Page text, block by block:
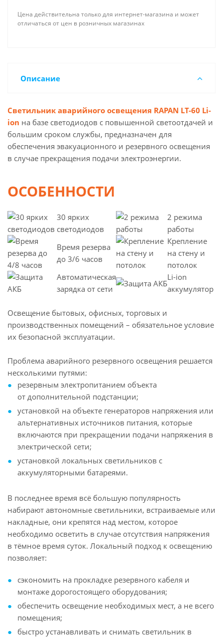
Цена действительна только для интернет-магазина и может
отличаться от цен в розничных магазинах
Описание
Светильник аварийного освещения RAPAN LT-60 Li-
ion на базе светодиодов с повышенной светоотдачей и
большим сроком службы, предназначен для
обеспечения эвакуационного и резервного освещения
в случае прекращения подачи электроэнергии.
ОСОБЕННОСТИ
30 ярких
светодиодов
2 режима
работы
Время резерва
до 3/6 часов
Крепление
на стену и
потолок
Автоматическая
зарядка от сети
Li-ion
аккумулятор
Освещение бытовых, офисных, торговых и
производственных помещений – обязательное условие
их безопасной эксплуатации.
Проблема аварийного резервного освещения решается
несколькими путями:
резервным электропитанием объекта
от дополнительной подстанции;
установкой на объекте генераторов напряжения или
альтернативных источников питания, которые
включаются при прекращении подачи напряжения в
электрической сети;
установкой локальных светильников с
аккумуляторными батареями.
В последнее время всё большую популярность
набирают автономные светильники, встраиваемые или
накладные, они крепятся над местом, которое
необходимо осветить в случае отсутствия напряжения
в тёмное время суток. Локальный подход к освещению
позволяет:
сэкономить на прокладке резервного кабеля и
монтаже дорогостоящего оборудования;
обеспечить освещение необходимых мест, а не всего
помещения;
быстро устанавливать и снимать светильник в